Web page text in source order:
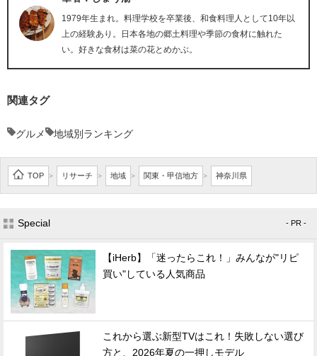
1979年生まれ。料理学校を卒業後、和食料理人として10年以
上の経験あり。日本各地の郷土料理や季節の食材に触れた
い。好きな食材は菜の花とめかぶ。
関連タグ
グルメ 地域別ランキング
TOP > リサーチ > 地域 > 関東・甲信地方 > 神奈川県
Special - PR -
【iHerb】「迷ったらこれ！」みんなが"リピ
買い"している人気商品
これから選ぶ新型TVはこれ！失敗しない選び
方と、2026年夏の一押しモデル